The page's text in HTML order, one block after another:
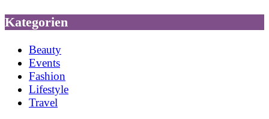
Kategorien
Beauty
Events
Fashion
Lifestyle
Travel